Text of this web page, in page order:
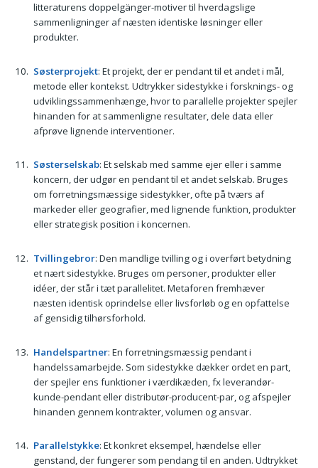
litteraturens doppelgänger-motiver til hverdagslige
sammenligninger af næsten identiske løsninger eller
produkter.
Søsterprojekt: Et projekt, der er pendant til et andet i mål,
metode eller kontekst. Udtrykker sidestykke i forsknings- og
udviklingssammenhænge, hvor to parallelle projekter spejler
hinanden for at sammenligne resultater, dele data eller
afprøve lignende interventioner.
Søsterselskab: Et selskab med samme ejer eller i samme
koncern, der udgør en pendant til et andet selskab. Bruges
om forretningsmæssige sidestykker, ofte på tværs af
markeder eller geografier, med lignende funktion, produkter
eller strategisk position i koncernen.
Tvillingebror: Den mandlige tvilling og i overført betydning
et nært sidestykke. Bruges om personer, produkter eller
idéer, der står i tæt parallelitet. Metaforen fremhæver
næsten identisk oprindelse eller livsforløb og en opfattelse
af gensidig tilhørsforhold.
Handelspartner: En forretningsmæssig pendant i
handelssamarbejde. Som sidestykke dækker ordet en part,
der spejler ens funktioner i værdikæden, fx leverandør-
kunde-pendant eller distributør-producent-par, og afspejler
hinanden gennem kontrakter, volumen og ansvar.
Parallelstykke: Et konkret eksempel, hændelse eller
genstand, der fungerer som pendang til en anden. Udtrykket